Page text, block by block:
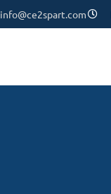
info@ce2spart.com